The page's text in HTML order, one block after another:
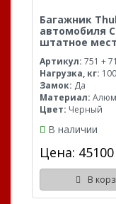
Багажник
автомобиля
штатное
Артикул: 751 +
Нагрузка, кг: 100
Замок: Да
Материал:
Цвет: Черный
В наличии
Цена: 45100
В